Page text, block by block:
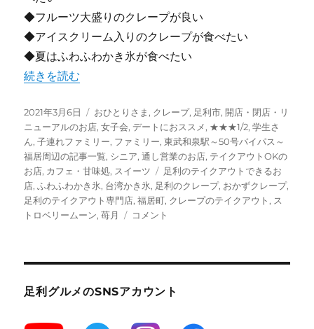
◆フルーツ大盛りのクレープが良い
◆アイスクリーム入りのクレープが食べたい
◆夏はふわふわかき氷が食べたい
“【足利】カラフルでかわいい♪映えるクレープ！ “ス
続きを読む
投
稿
日:
2021年3月6日
カ
テ
ゴ
リ
ー
おひとりさま , クレープ, 足利市, 開店・閉店・リ
ニューアルのお店,女子会,デートにおススメ, ★★★1/2,学生さ
ん,子連れファミリー, ファミリー,東武和泉駅～50号バイパス～
福居周辺の記事一覧, シニア,通し営業のお店, テイクアウトOKの
お店, カフェ・甘味処, スイーツ
タ
グ
足利のテイクアウトできるお
店,ふわふわかき氷, 台湾かき氷, 足利のクレープ, おかずクレープ,
足利のテイクアウト専門店,福居町, クレープのテイクアウト , ス
トロベリームーン,苺月
【足
ル
コメント
足利グルメのSNSアカウント